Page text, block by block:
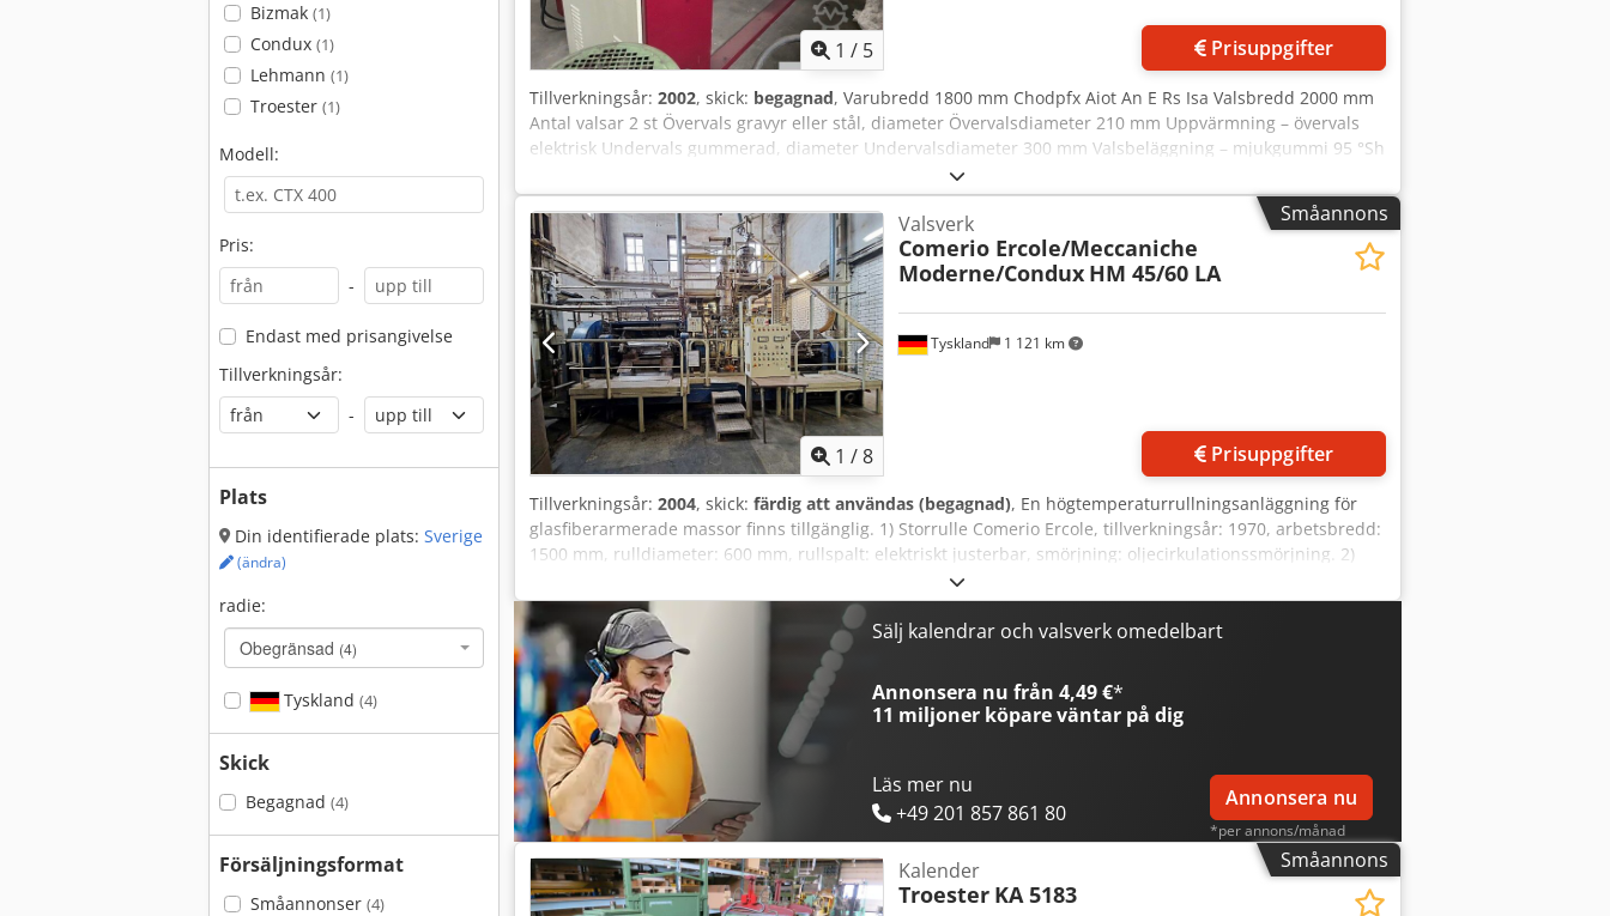
Bizmak (1)
Condux (1)
Lehmann (1)
Troester (1)
Modell:
Pris:
-
Endast med prisangivelse
Tillverkningsår:
-
Plats
Din identifierade plats: Sverige
(ändra)
radie:
Obegränsad (4)
Tyskland (4)
Skick
Begagnad (4)
Försäljningsformat
Småannonser (4)
1 / 5 Prisuppgifter
Tillverkningsår: 2002, skick: begagnad, Varubredd 1800 mm Chodpfx Aiot An E Rs Isa Valsbredd 2000 mm
Antal valsar 2 st Övervals gravyr eller stål, diameter Övervalsdiameter 210 mm Uppvärmning – övervals
elektrisk Undervals gummerad, diameter Undervalsdiameter 300 mm Valsbeläggning – mjukgummi 95 °Sh
Vikt 2 ton Platsbehov ca 3,0 x 1,5 x 1,8 m Präglingskalander med utbytbar övervals, följande reservvalsar
ingår: 1 stålvals, förkromad, 3 gravyrvalsar, olika mönster, 1 reservundervals med gummibeläggning, på
utloppssidan finns en liten lindningsenhet för småkärnor, OBS: Den elektriska styrningen är defekt och
måste bytas ut – därför SPECIALPRIS vid egen reparation.
Småannons
1 /8
Tyskland 1 121 km
Valsverk
Comerio Ercole/Meccaniche
Moderne/Condux HM 45/60 LA
Prisuppgifter
Tillverkningsår: 2004, skick: färdig att användas (begagnad), En högtemperaturrullningsanläggning för
glasfiberarmerade massor finns tillgänglig. 1) Storrulle Comerio Ercole, tillverkningsår: 1970, arbetsbredd:
1500 mm, rulldiameter: 600 mm, rullspalt: elektriskt justerbar, smörjning: oljecirkulationssmörjning. 2)
Smallrulle Meccaniche Moderne, tillverkningsår: 1966, arbetsbredd: 800 mm, rulldiameter: 400 mm,
smörjning: oljecirkulationssmörjning. 3) Horisontalblandare, volym: 2,5 m³. 4) Stativ för storsäck med kran.
5) 2x gravimetriska doseringsvågar med styrning. 6) Transportband och spiraltrappstransportör. 7)
Slaghammarmal Condux HM 45/60 LA (fodrad) med ett 1000 mm vibrationssikt. 8) 2x värmeenheter Lauda.
Inkluderar även cementblandare, skopelevator, silo, säckväg, glasmatningsställ och ett styrskåp för
övergripande anläggningsstyrning. Dokumentation finns. Besiktning på plats är möjlig. Chodpfx Aiewk
Nldo Ioa
Sälj kalendrar och valsverk omedelbart
Annonsera nu från 4,49 €*
11 miljoner köpareväntar på dig
Läs mer nu
+49 201 857 861 80
Annonsera nu
*per annons/månad
Småannons
Kalender
Troester KA 5183